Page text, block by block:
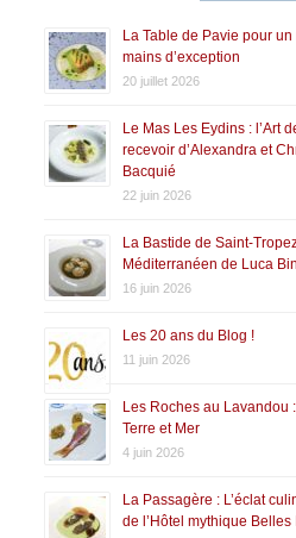
La Table de Pavie pour
mains d’exception
20 juillet 2026
Le Mas Les Eydins : l’Art
recevoir d’Alexandra et
Bacquié
22 juin 2026
La Bastide de Saint-
Méditerranéen de Luca
16 juin 2026
Les 20 ans du Blog !
11 juin 2026
Les Roches au Lavandou
Terre et Mer
4 juin 2026
La Passagère : L’éclat
de l’Hôtel mythique Belles